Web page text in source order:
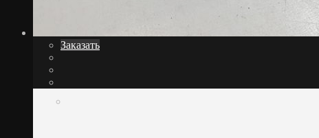
Заказать